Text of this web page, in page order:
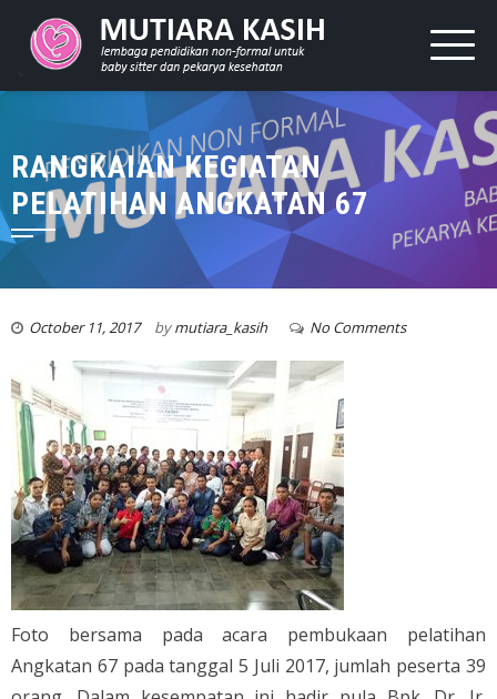
RANGKAIAN KEGIATAN
PELATIHAN ANGKATAN 67
October 11, 2017 bymutiara_kasih No Comments
Foto bersama pada acara pembukaan pelatihan
Angkatan 67 pada tanggal 5 Juli 2017, jumlah peserta 39